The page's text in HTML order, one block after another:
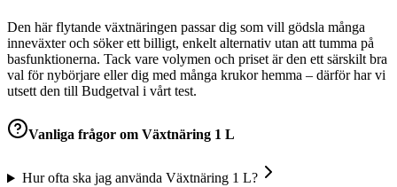
Den här flytande växtnäringen passar dig som vill gödsla många
inneväxter och söker ett billigt, enkelt alternativ utan att tumma på
basfunktionerna. Tack vare volymen och priset är den ett särskilt bra
val för nybörjare eller dig med många krukor hemma – därför har vi
utsett den till Budgetval i vårt test.
Vanliga frågor om Växtnäring 1 L
Hur ofta ska jag använda Växtnäring 1 L?